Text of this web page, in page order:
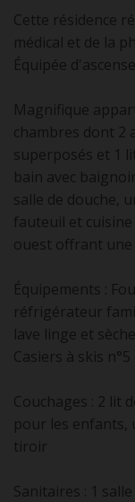
Cette résidence
médical et de la
Équipée
Magnifique
chambres dont 2
superposés et 1
bain avec
salle de douche,
fauteuil et
ouest offrant une
Équipements :
réfrigérateur
lave linge et
Casiers à skis
Couchages : 2 lit
pour les enfants,
tiroir
Sanitaires : 1